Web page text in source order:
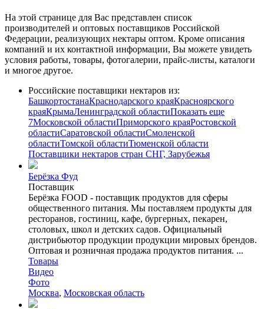
На этой странице для Вас представлен список
производителей и оптовых поставщиков Российской
Федерации, реализующих нектары оптом. Кроме описания
компаний и их контактной информации, Вы можете увидеть
условия работы, товары, фотогалерии, прайс-листы, каталоги
и многое другое.
Российские поставщики нектаров из:
БашкортостанаКраснодарского краяКрасноярского
краяКрымаЛенинградской областиПоказать еще
7Московской областиПриморского краяРостовской
областиСаратовской областиСмоленской
областиТомской областиТюменской области
Поставщики нектаров стран СНГ, Зарубежья
Берёзка Фуд
Поставщик
Берёзка FOOD - поставщик продуктов для сферы
общественного питания. Мы поставляем продукты для
ресторанов, гостиниц, кафе, бургерных, пекарен,
столовых, школ и детских садов. Официальный
дистрибьютор продукции продукции мировых брендов.
Оптовая и розничная продажа продуктов питания. ...
Товары
Видео
Фото
Москва, Московская область